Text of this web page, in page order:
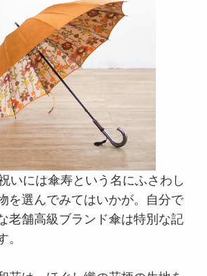
いには傘寿という名にふさわし
を選んでみてはいかが。自分で
老舗高級ブランド傘は特別な記
。